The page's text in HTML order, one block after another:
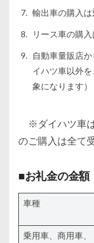
輸出車の購入
リース車の購
自動車量販店
イハツ車以外
象になります）
※ダイハツ車は
のご購入は全て
■お礼金の金額
車種
乗用車、商用車、